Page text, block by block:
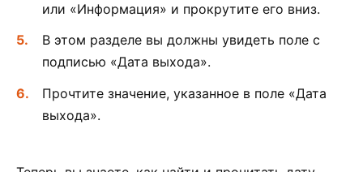
или «Информация» и прокрутите его вниз.
В этом разделе вы должны увидеть поле с
подписью «Дата выхода».
Прочтите значение, указанное в поле «Дата
выхода».